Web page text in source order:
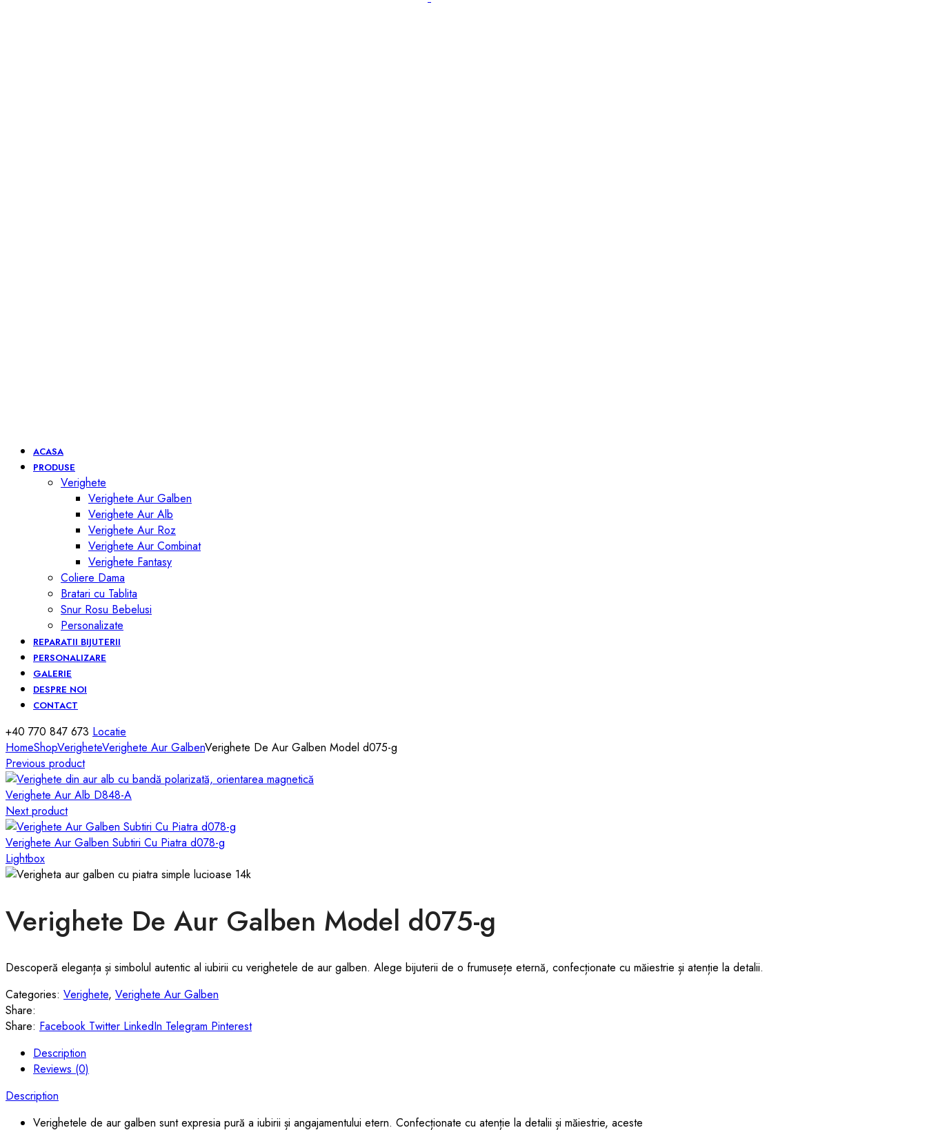
ACASA
PRODUSE
Verighete
Verighete Aur Galben
Verighete Aur Alb
Verighete Aur Roz
Verighete Aur Combinat
Verighete Fantasy
Coliere Dama
Bratari cu Tablita
Snur Rosu Bebelusi
Personalizate
REPARATII BIJUTERII
PERSONALIZARE
GALERIE
DESPRE NOI
CONTACT
+40 770 847 673 Locatie
HomeShopVerigheteVerighete Aur GalbenVerighete De Aur Galben Model d075-g
Previous product
Verighete Aur Alb D848-A
Next product
Verighete Aur Galben Subtiri Cu Piatra d078-g
Lightbox
Verighete De Aur Galben Model d075-g
Descoperă eleganța și simbolul autentic al iubirii cu verighetele de aur galben. Alege bijuterii de o frumusețe eternă, confecționate cu măiestrie și atenție la detalii.
Categories: Verighete, Verighete Aur Galben
Share:
Share: Facebook Twitter LinkedIn Telegram Pinterest
Description
Reviews (0)
Description
Verighetele de aur galben sunt expresia pură a iubirii și angajamentului etern. Confecționate cu atenție la detalii și măiestrie, aceste